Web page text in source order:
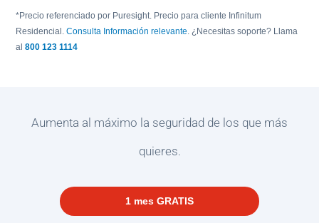
*Precio referenciado por Puresight. Precio para cliente Infinitum
Residencial.Consulta Información relevante. ¿Necesitas soporte? Llama
al800 123 1114
Aumenta al máximo la seguridad de los que más
quieres.
1 mes GRATIS